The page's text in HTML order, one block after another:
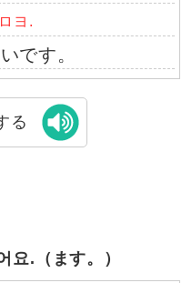
ヨ.
です。
る
요.（ます。）